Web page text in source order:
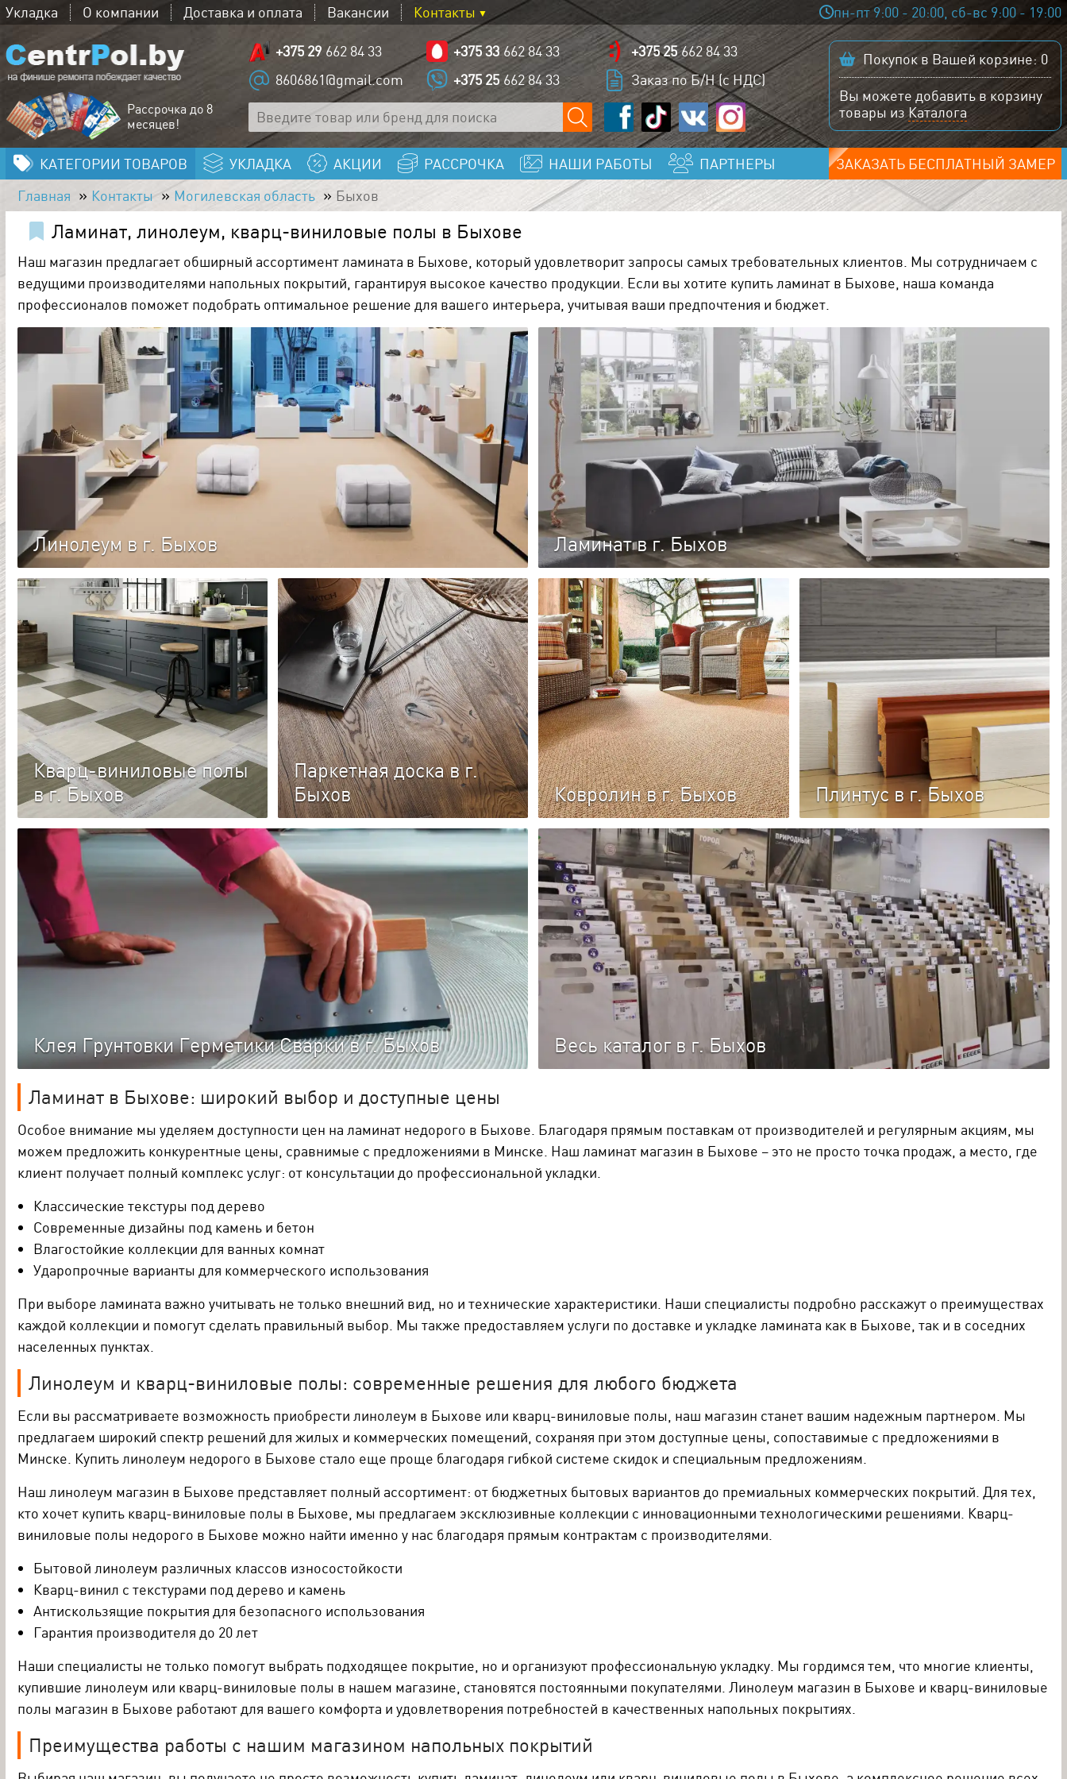
Укладка О компании Доставка и оплата Вакансии Контакты пн-пт 9:00 - 20:00, сб-вс 9:00 - 19:00
Рассрочка до 8
месяцев!
+375 29 662 84 33
8606861@gmail.com
+375 33 662 84 33
+375 25 662 84 33
+375 25 662 84 33
Заказ по Б/Н (с НДС)
Покупок в Вашей корзине: 0
Вы можете добавить в корзину
товары изКаталога
КАТЕГОРИИ ТОВАРОВ УКЛАДКА АКЦИИ РАССРОЧКА НАШИ РАБОТЫ ПАРТНЕРЫ
ЗАКАЗАТЬ БЕСПЛАТНЫЙ ЗАМЕР
Главная
Контакты Могилевская область Быхов
Ламинат, линолеум, кварц-виниловые полы в Быхове
Наш магазин предлагает обширный ассортимент ламината в Быхове, который удовлетворит запросы самых требовательных клиентов. Мы сотрудничаем с
ведущими производителями напольных покрытий, гарантируя высокое качество продукции. Если вы хотите купить ламинат в Быхове, наша команда
профессионалов поможет подобрать оптимальное решение для вашего интерьера, учитывая ваши предпочтения и бюджет.
Линолеум в г. Быхов
Популярное напольное покрытие, изготавливаемое из полимеров и выпускаемое в
виде рулонов. Обладает высокой устойчивостью к износу, выгодной ценой и богатой
палитрой оттенков и рисунков.
Каталог линолеума
Ламинат в г. Быхов
Это доска из древесноволокнистого материала с замковым механизмом соединения,
которая состоит из нескольких слоев. Кроме того, ламинат обладает
износостойкостью и выгодной ценой.
Каталог ламината
Кварц-виниловые полы
в г. Быхов
Прочное и водостойкое многослойное
напольное покрытие на основе ПВХ
(поливинилхлорида).
Каталог виниловых полов
Паркетная доска в г.
Быхов
Покрытие из нескольких слоёв
деревянных планок, склеенных между
собой и покрытых слоем древесины.
Каталог паркетной доски
Ковролин в г. Быхов
Прочное и водостойкое многослойное
напольное покрытие на основе ПВХ
(поливинилхлорида).
Каталог ковролина
Плинтус в г. Быхов
Изготавливается из различных
материалов, таких как дерево или
пластик, и имеет разные размеры и
дизайн.
Каталог плинтуса
Клея Грунтовки Герметики Сварки в г. Быхов
Обеспечивает долговечность и прочность напольного покрытия, прочно удерживая
его на месте.
Весь каталог в г. Быхов
ценам в РБ!
Ламинат в Быхове: широкий выбор и доступные цены
Особое внимание мы уделяем доступности цен на ламинат недорого в Быхове. Благодаря прямым поставкам от производителей и регулярным акциям, мы
можем предложить конкурентные цены, сравнимые с предложениями в Минске. Наш ламинат магазин в Быхове – это не просто точка продаж, а место, где
клиент получает полный комплекс услуг: от консультации до профессиональной укладки.
Классические текстуры под дерево
Современные дизайны под камень и бетон
Влагостойкие коллекции для ванных комнат
Ударопрочные варианты для коммерческого использования
При выборе ламината важно учитывать не только внешний вид, но и технические характеристики. Наши специалисты подробно расскажут о преимуществах
каждой коллекции и помогут сделать правильный выбор. Мы также предоставляем услуги по доставке и укладке ламината как в Быхове, так и в соседних
населенных пунктах.
Линолеум и кварц-виниловые полы: современные решения для любого бюджета
Если вы рассматриваете возможность приобрести линолеум в Быхове или кварц-виниловые полы, наш магазин станет вашим надежным партнером. Мы
предлагаем широкий спектр решений для жилых и коммерческих помещений, сохраняя при этом доступные цены, сопоставимые с предложениями в
Минске. Купить линолеум недорого в Быхове стало еще проще благодаря гибкой системе скидок и специальным предложениям.
Наш линолеум магазин в Быхове представляет полный ассортимент: от бюджетных бытовых вариантов до премиальных коммерческих покрытий. Для тех,
кто хочет купить кварц-виниловые полы в Быхове, мы предлагаем эксклюзивные коллекции с инновационными технологическими решениями. Кварц-
виниловые полы недорого в Быхове можно найти именно у нас благодаря прямым контрактам с производителями.
Бытовой линолеум различных классов износостойкости
Кварц-винил с текстурами под дерево и камень
Антискользящие покрытия для безопасного использования
Гарантия производителя до 20 лет
Наши специалисты не только помогут выбрать подходящее покрытие, но и организуют профессиональную укладку. Мы гордимся тем, что многие клиенты,
купившие линолеум или кварц-виниловые полы в нашем магазине, становятся постоянными покупателями. Линолеум магазин в Быхове и кварц-виниловые
полы магазин в Быхове работают для вашего комфорта и удовлетворения потребностей в качественных напольных покрытиях.
Преимущества работы с нашим магазином напольных покрытий